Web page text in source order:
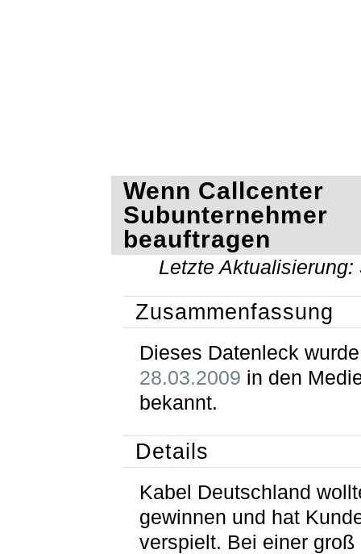
Wenn Callcenter
Subunternehmer
beauftragen
Letzte Aktualisierung:
Zusammenfassung
Dieses Datenleck
28.03.2009 in den
bekannt.
Details
Kabel Deutschland
gewinnen und hat
verspielt. Bei einer groß